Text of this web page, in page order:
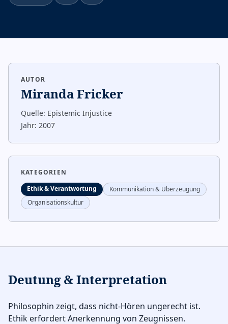
AUTOR
Miranda Fricker
Quelle: Epistemic Injustice
Jahr: 2007
KATEGORIEN
Ethik & Verantwortung
Kommunikation & Überzeugung
Organisationskultur
Deutung & Interpretation
Philosophin zeigt, dass nicht-Hören ungerecht ist.
Ethik erfordert Anerkennung von Zeugnissen.